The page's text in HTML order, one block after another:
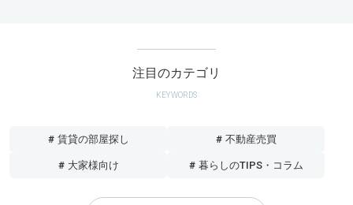
注目のカテゴリ
KEYWORDS
# 賃貸の部屋探し # 不動産売買
# 大家様向け # 暮らしのTIPS・コラム